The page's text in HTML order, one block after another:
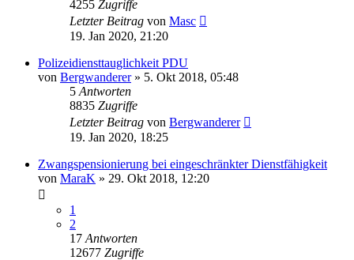
4255 Zugriffe
Letzter Beitrag von Masc
19. Jan 2020, 21:20
Polizeidiensttauglichkeit PDU
von Bergwanderer» 5. Okt 2018, 05:48
5 Antworten
8835 Zugriffe
Letzter Beitrag von Bergwanderer
19. Jan 2020, 18:25
Zwangspensionierung bei eingeschränkter Dienstfähigkeit
von MaraK » 29. Okt 2018, 12:20
1
2
17 Antworten
12677 Zugriffe